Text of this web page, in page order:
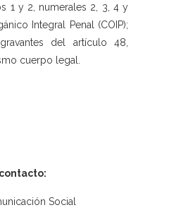
1 y 2, numerales 2, 3, 4 y
Integral Penal (COIP);
del artículo 48,
cuerpo legal.
Social